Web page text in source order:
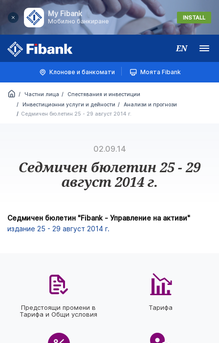
My Fibank
Мобилно банкиране
INSTALL
EN Меню
Клонове и банкомати Моята Fibank
Частни лица
Спестявания и инвестиции
Инвестиционни услуги и дейности
Анализи и прогнози
Седмичен бюлетин 25 - 29 август 2014 г.
02.09.14
Седмичен бюлетин 25 - 29
август 2014 г.
Седмичен бюлетин "Fibank - Управление на активи"
издание 25 - 29 август 2014 г.
Предстоящи промени в
Тарифа и Общи условия
Тарифа